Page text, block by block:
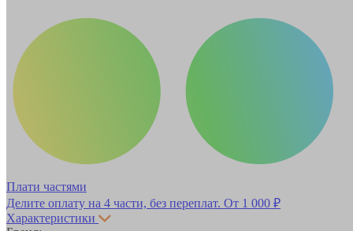
Плати частями
Делите оплату на 4 части, без переплат. От 1 000 ₽
Характеристики